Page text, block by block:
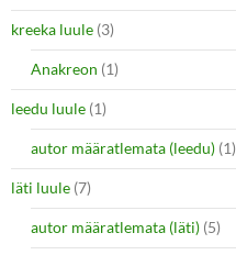
kreeka luule (3)
Anakreon (1)
leedu luule (1)
autor määratlemata (leedu) (1)
läti luule (7)
autor määratlemata (läti) (5)